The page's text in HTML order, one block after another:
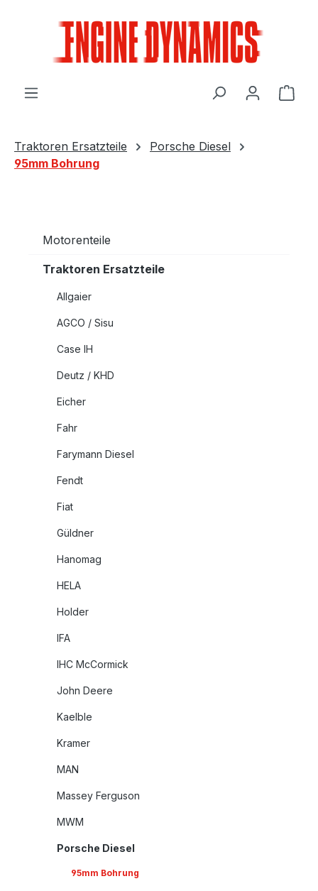
Traktoren Ersatzteile
Porsche Diesel
95mm Bohrung
Motorenteile
Traktoren Ersatzteile
Allgaier
AGCO / Sisu
Case IH
Deutz / KHD
Eicher
Fahr
Farymann Diesel
Fendt
Fiat
Güldner
Hanomag
HELA
Holder
IFA
IHC McCormick
John Deere
Kaelble
Kramer
MAN
Massey Ferguson
MWM
Porsche Diesel
95mm Bohrung